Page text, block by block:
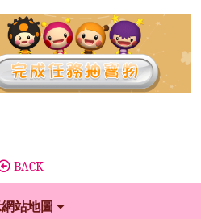
BACK
站地圖